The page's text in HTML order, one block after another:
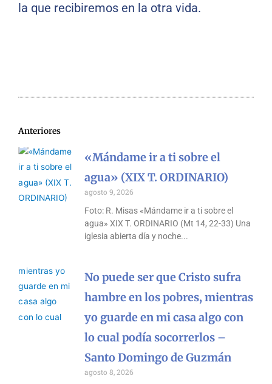
la que recibiremos en la otra vida.
Anteriores
«Mándame ir a ti sobre el
agua» (XIX T. ORDINARIO)
agosto 9, 2026
Foto: R. Misas «Mándame ir a ti sobre el
agua» XIX T. ORDINARIO (Mt 14, 22-33) Una
iglesia abierta día y noche
No puede ser que Cristo sufra
hambre en los pobres, mientras
yo guarde en mi casa algo con
lo cual podía socorrerlos –
Santo Domingo de Guzmán
agosto 8, 2026